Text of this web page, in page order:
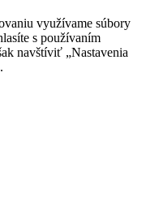
využívame súbory
s používaním
navštíviť „Nastavenia